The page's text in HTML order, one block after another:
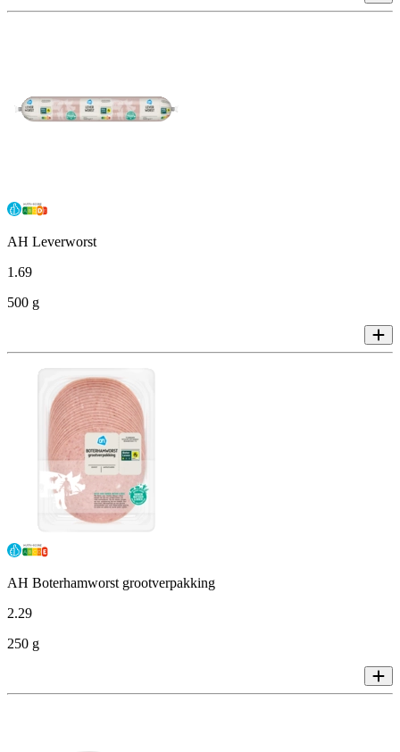
AH Leverworst
1.69
500 g
AH Boterhamworst grootverpakking
2.29
250 g